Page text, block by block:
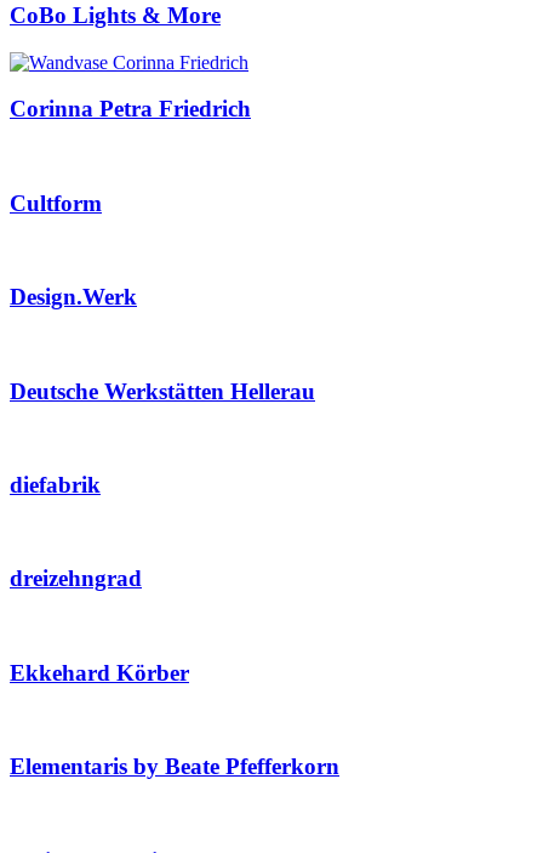
CoBo Lights & More
Corinna Petra Friedrich
Cultform
Design.Werk
Deutsche Werkstätten Hellerau
diefabrik
dreizehngrad
Ekkehard Körber
Elementaris by Beate Pfefferkorn